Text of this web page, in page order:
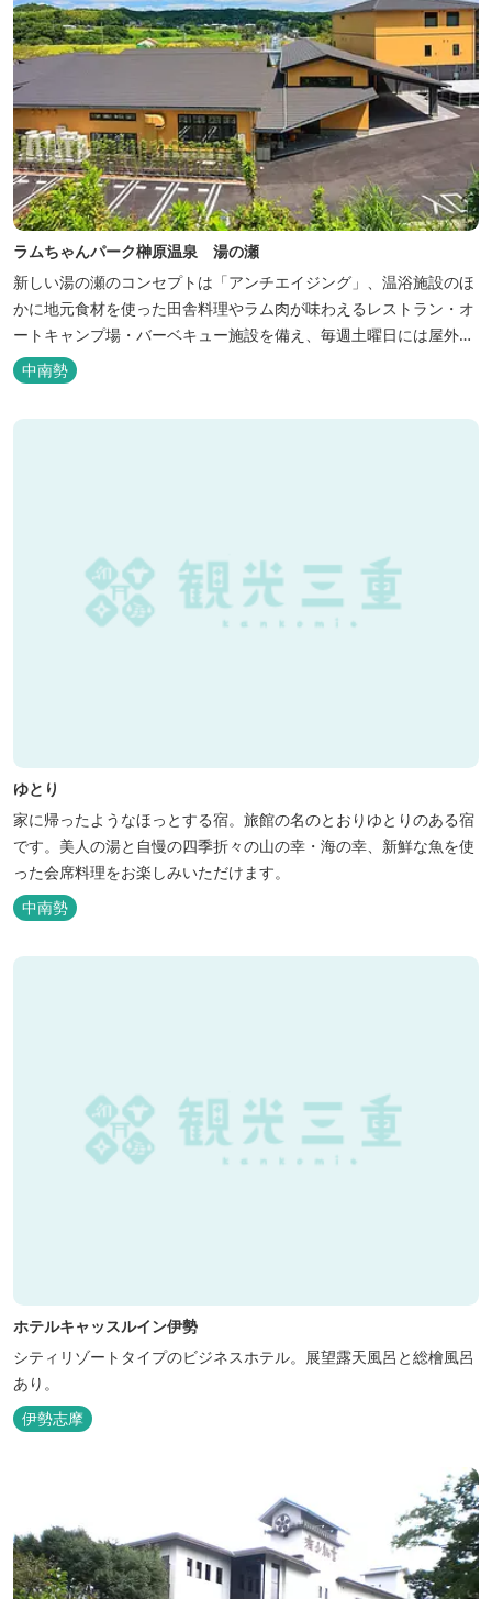
ラムちゃんパーク榊原温泉 湯の瀬
新しい湯の瀬のコンセプトは「アンチエイジング」、温浴施設のほ
かに地元食材を使った田舎料理やラム肉が味わえるレストラン・オ
ートキャンプ場・バーベキュー施設を備え、毎週土曜日には屋外に
「湯の瀬市場」を設け、新鮮野菜の販売が行われています。 また、
観光旅行が困難な障がい者や介助が必要な高齢者の利用に特化した
中南勢
ゆとり
家に帰ったようなほっとする宿。旅館の名のとおりゆとりのある宿
です。美人の湯と自慢の四季折々の山の幸・海の幸、新鮮な魚を使
った会席料理をお楽しみいただけます。
中南勢
ホテルキャッスルイン伊勢
シティリゾートタイプのビジネスホテル。展望露天風呂と総檜風呂
あり。
伊勢志摩